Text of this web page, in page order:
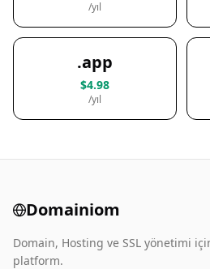
/yıl
.app
$4.98
/yıl
Domainiom
Domain, Hosting ve SSL yönetimi
platform.